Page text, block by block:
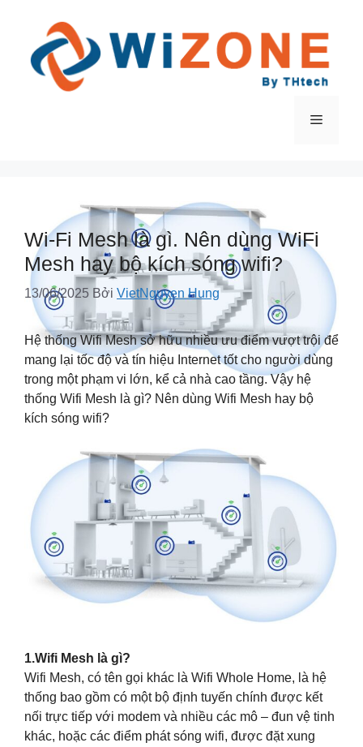
Menu
Wi-Fi Mesh là gì. Nên dùng WiFi
Mesh hay bộ kích sóng wifi?
13/06/2025 Bởi VietNguyen Hung
Hệ thống Wifi Mesh sở hữu nhiều ưu điểm vượt trội để
mang lại tốc độ và tín hiệu Internet tốt cho người dùng
trong một phạm vi lớn, kể cả nhà cao tầng. Vậy hệ
thống Wifi Mesh là gì? Nên dùng Wifi Mesh hay bộ
kích sóng wifi?
1.Wifi Mesh là gì?
Wifi Mesh, có tên gọi khác là Wifi Whole Home, là hệ
thống bao gồm có một bộ định tuyến chính được kết
nối trực tiếp với modem và nhiều các mô – đun vệ tinh
khác, hoặc các điểm phát sóng wifi, được đặt xung